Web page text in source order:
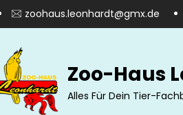
zoohaus.leonhardt@gmx.de
Zoo-Haus
Alles Für Dein Tier-